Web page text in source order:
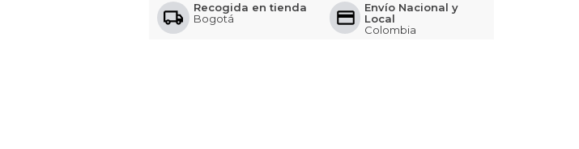
Recogida en tienda
Bogotá
Envío Nacional y
Local
Colombia